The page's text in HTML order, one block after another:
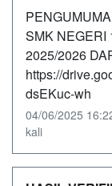
SMK NEGERI
2025/2026
https://
dsEKuc-wh
04/06/2025
kali